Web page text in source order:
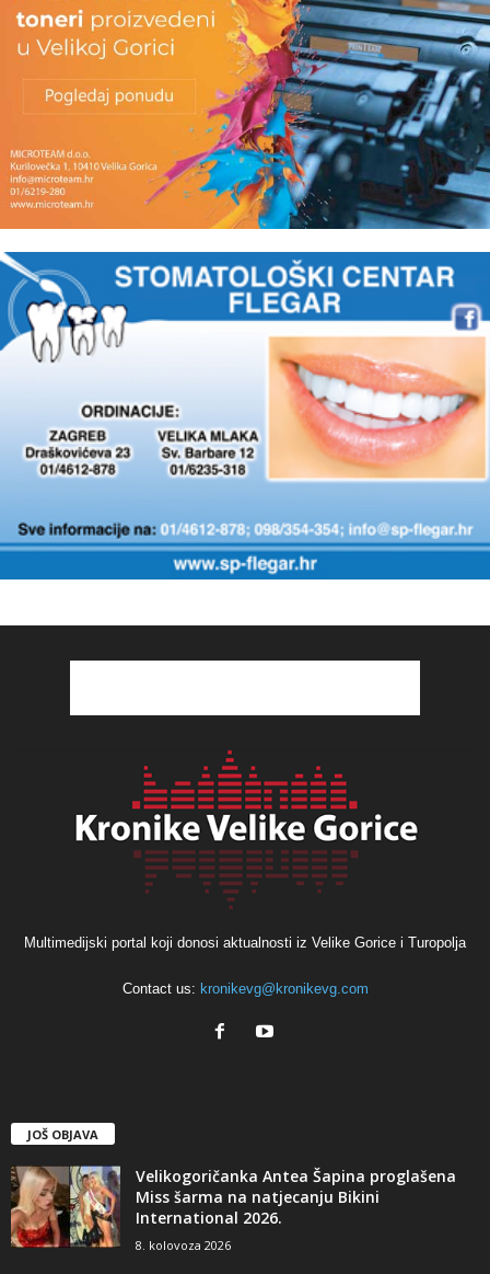
Multimedijski portal koji donosi aktualnosti iz Velike Gorice i Turopolja
Contact us: kronikevg@kronikevg.com
JOŠ OBJAVA
Velikogoričanka Antea Šapina proglašena
Miss šarma na natjecanju Bikini
International 2026.
8. kolovoza 2026